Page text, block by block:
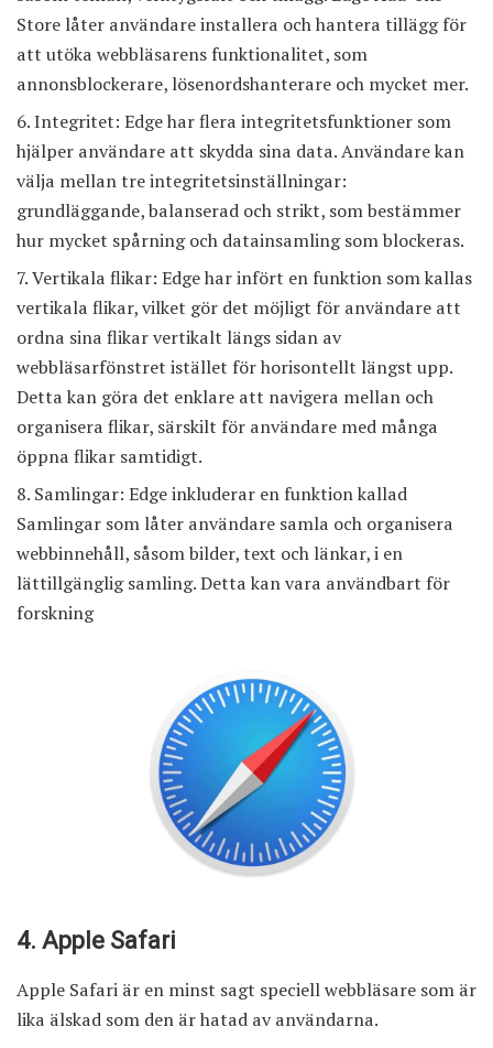
Store låter användare installera och hantera tillägg för
att utöka webbläsarens funktionalitet, som
annonsblockerare, lösenordshanterare och mycket mer.
Integritet: Edge har flera integritetsfunktioner som
hjälper användare att skydda sina data. Användare kan
välja mellan tre integritetsinställningar:
grundläggande, balanserad och strikt, som bestämmer
hur mycket spårning och datainsamling som blockeras.
Vertikala flikar: Edge har infört en funktion som kallas
vertikala flikar, vilket gör det möjligt för användare att
ordna sina flikar vertikalt längs sidan av
webbläsarfönstret istället för horisontellt längst upp.
Detta kan göra det enklare att navigera mellan och
organisera flikar, särskilt för användare med många
öppna flikar samtidigt.
Samlingar: Edge inkluderar en funktion kallad
Samlingar som låter användare samla och organisera
webbinnehåll, såsom bilder, text och länkar, i en
lättillgänglig samling. Detta kan vara användbart för
forskning
4. Apple Safari
Apple Safari är en minst sagt speciell webbläsare som är
lika älskad som den är hatad av användarna.